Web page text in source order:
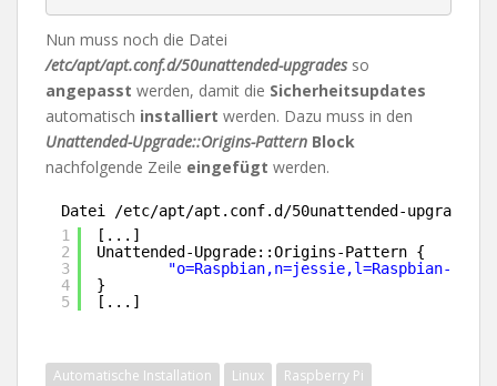
Nun muss noch die Datei
/etc/apt/apt.conf.d/50unattended-upgrades so
angepasst werden, damit die Sicherheitsupdates
automatisch installiert werden. Dazu muss in den
Unattended-Upgrade::Origins-Pattern Block
nachfolgende Zeile eingefügt werden.
Datei /etc/apt/apt.conf.d/50unattended-upgrades
1
2
3
4
5
[...]
Unattended-Upgrade::Origins-Pattern {
"o=Raspbian,n=jessie,l=Raspbian-
}
[...]
Automatische Installation Linux
Raspberry Pi